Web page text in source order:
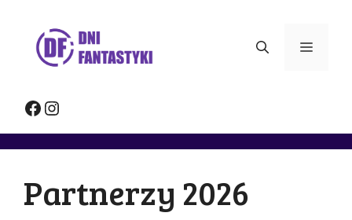
Menu
Facebook
Instagram
Partnerzy 2026